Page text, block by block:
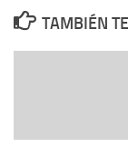
TAMBIÉN